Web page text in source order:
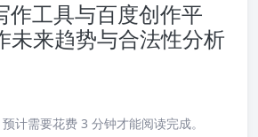
作工具与百度创作平
未来趋势与合法性分析
计需要花费 3 分钟才能阅读完成。